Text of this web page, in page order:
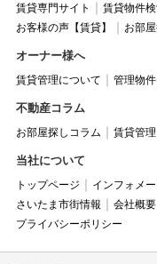
賃貸専門サイト 賃貸物件
お客様の声【賃貸】
お部
オーナー様へ
賃貸管理について 管理物
不動産コラム
お部屋探しコラム 賃貸管
当社について
トップページ インフォメ
さいたま市街情報
会社概要
プライバシーポリシー